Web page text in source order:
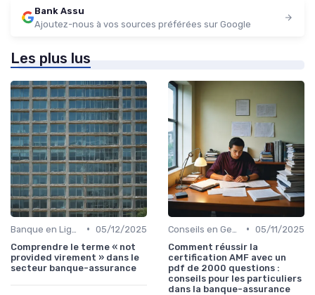
Bank Assu
Ajoutez-nous à vos sources préférées sur Google
Les plus lus
• 05/12/2025
Comprendre le terme « not
provided virement » dans le
secteur banque-assurance
• 05/11/2025
Comment réussir la
certification AMF avec un
pdf de 2000 questions :
conseils pour les particuliers
dans la banque-assurance